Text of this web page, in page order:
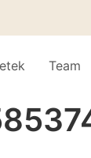
Team